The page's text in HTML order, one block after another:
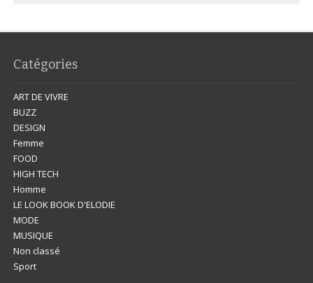
Catégories
ART DE VIVRE
BUZZ
DESIGN
Femme
FOOD
HIGH TECH
Homme
LE LOOK BOOK D'ELODIE
MODE
MUSIQUE
Non classé
Sport